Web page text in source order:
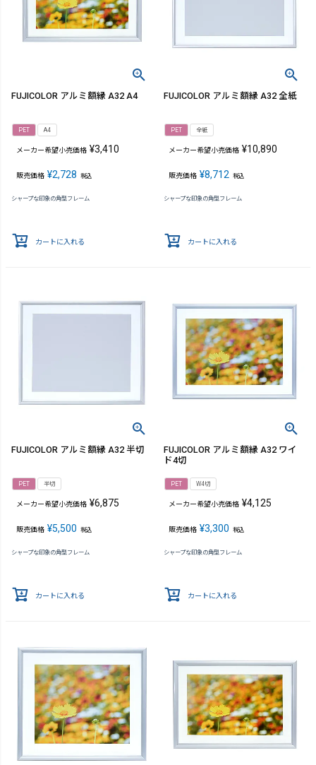
FUJICOLOR アルミ額縁 A32 A4
PET A4
メーカー希望小売価格 ¥3,410
販売価格 ¥2,728 税込
シャープな印象の角型フレーム
カートに入れる
FUJICOLOR アルミ額縁 A32 全紙
PET 全紙
メーカー希望小売価格 ¥10,890
販売価格 ¥8,712 税込
シャープな印象の角型フレーム
カートに入れる
FUJICOLOR アルミ額縁 A32 半切
PET 半切
メーカー希望小売価格 ¥6,875
販売価格 ¥5,500 税込
シャープな印象の角型フレーム
カートに入れる
FUJICOLOR アルミ額縁 A32 ワイ
ド4切
PET W4切
メーカー希望小売価格 ¥4,125
販売価格 ¥3,300 税込
シャープな印象の角型フレーム
カートに入れる